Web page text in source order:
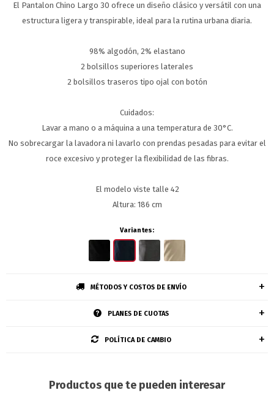
El Pantalon Chino Largo 30 ofrece un diseño clásico y versátil con una
estructura ligera y transpirable, ideal para la rutina urbana diaria.
98% algodón, 2% elastano
2 bolsillos superiores laterales
2 bolsillos traseros tipo ojal con botón
Cuidados:
Lavar a mano o a máquina a una temperatura de 30°C.
No sobrecargar la lavadora ni lavarlo con prendas pesadas para evitar el
roce excesivo y proteger la flexibilidad de las fibras.
El modelo viste talle 42
Altura: 186 cm
Variantes:
MÉTODOS Y COSTOS DE ENVÍO
PLANES DE CUOTAS
POLÍTICA DE CAMBIO
Productos que te pueden interesar